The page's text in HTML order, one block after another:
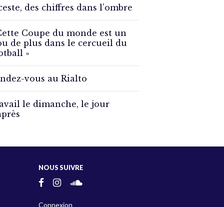
des chiffres dans l’ombre
Coupe du monde est un
de plus dans le cercueil du
»
vous au Rialto
le dimanche, le jour
NOUS SUIVRE
Connexion